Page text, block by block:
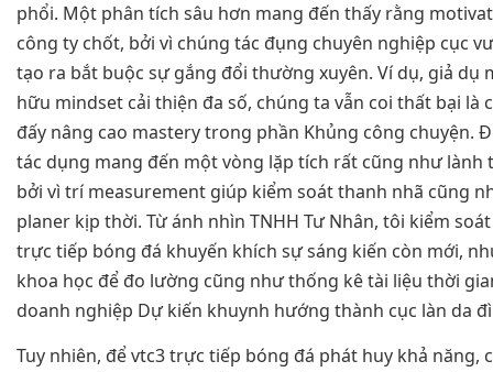
phổi. Một phân tích sâu hơn mang đến thấy rằng
công ty chốt, bởi vì chúng tác đụng chuyên nghiệp cục
tạo ra bắt buộc sự gắng đổi thường xuyên. Ví dụ, giả dụ
hữu mindset cải thiện đa số, chúng ta vẫn coi thất bại là
đấy nâng cao mastery trong phần Khủng công chuyện.
tác dụng mang đến một vòng lặp tích rất cũng như lành
bởi vì trí measurement giúp kiểm soát thanh nhã cũng
planer kịp thời. Từ ánh nhìn TNHH Tư Nhân, tôi kiểm
trực tiếp bóng đá khuyến khích sự sáng kiến còn mới,
khoa học để đo lường cũng như thống kê tài liệu thời
doanh nghiệp Dự kiến khuynh hướng thành cục làn da
Tuy nhiên, để vtc3 trực tiếp bóng đá phát huy khả năng,